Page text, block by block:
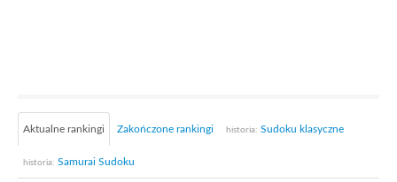
Aktualne rankingi Zakończone rankingi historia: Sudoku klasyczne
historia: Samurai Sudoku